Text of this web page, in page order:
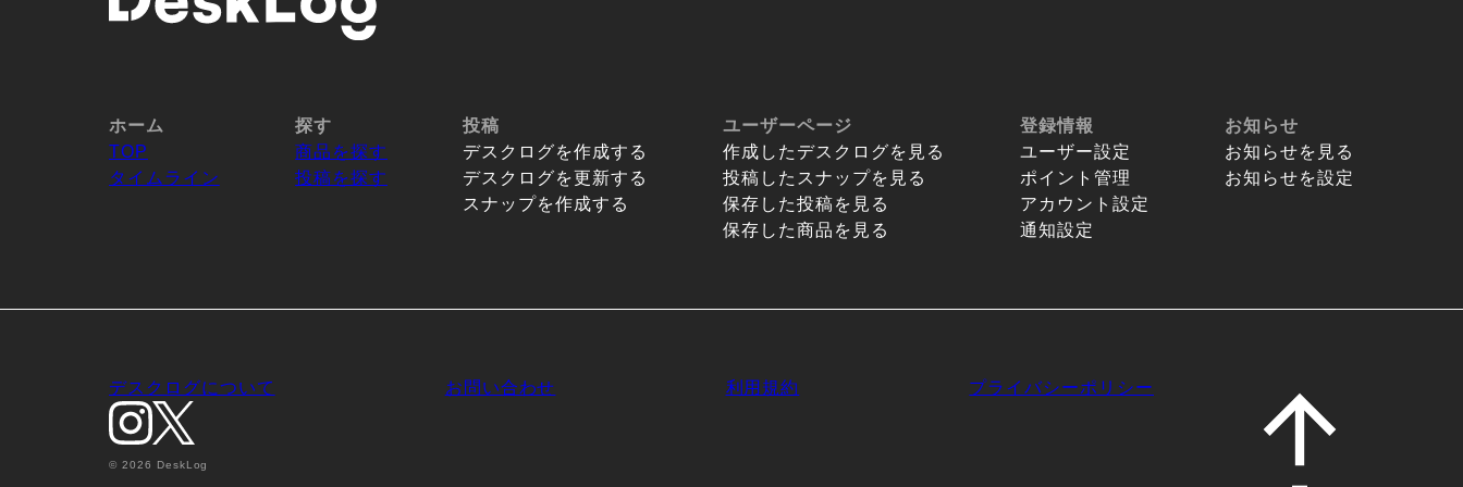
ホーム
TOP
タイムライン
探す
商品を探す
投稿を探す
投稿
デスクログを作成する
デスクログを更新する
スナップを作成する
ユーザーページ
作成したデスクログを見る
投稿したスナップを見る
保存した投稿を見る
保存した商品を見る
登録情報
ユーザー設定
ポイント管理
アカウント設定
通知設定
お知らせ
お知らせを見る
お知らせを設定
デスクログについて お問い合わせ 利用規約 プライバシーポリシー
© 2026 DeskLog